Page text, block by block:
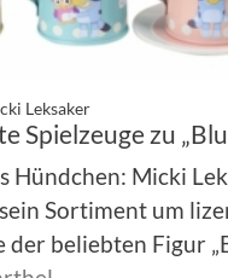
Leksaker
Spielzeuge zu
Hündchen: Micki
Sortiment um
der beliebten Figur